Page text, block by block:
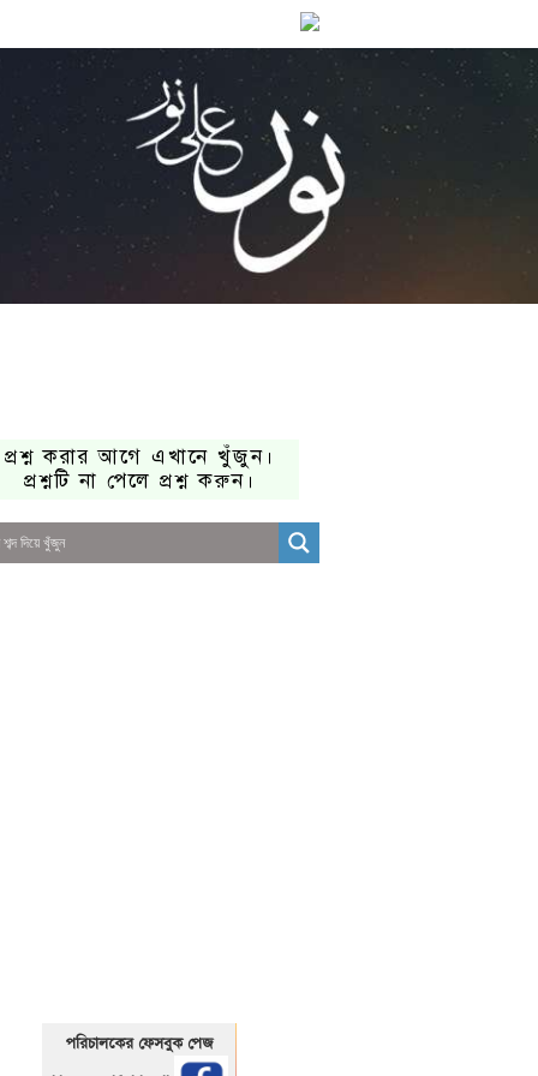
প্রশ্ন করার আগে এখানে খুঁজুন।
প্রশ্নটি না পেলে প্রশ্ন করুন।
পরিচালকের ফেসবুক পেজ